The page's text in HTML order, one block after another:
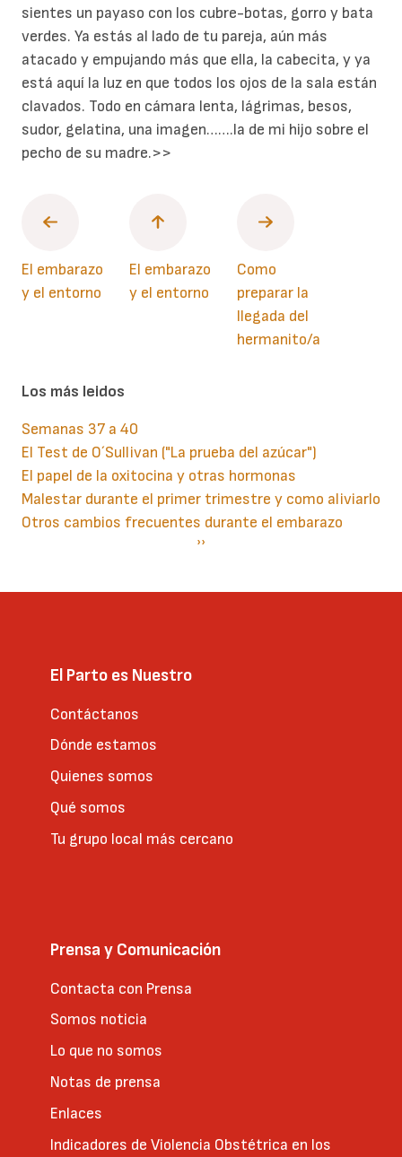
sientes un payaso con los cubre-botas, gorro y bata
verdes. Ya estás al lado de tu pareja, aún más
atacado y empujando más que ella, la cabecita, y ya
está aquí la luz en que todos los ojos de la sala están
clavados. Todo en cámara lenta, lágrimas, besos,
sudor, gelatina, una imagen…….la de mi hijo sobre el
pecho de su madre.>>
El embarazo
y el entorno
El embarazo
y el entorno
Como
preparar la
llegada del
hermanito/a
Los más leidos
Semanas 37 a 40
El Test de O´Sullivan ("La prueba del azúcar")
El papel de la oxitocina y otras hormonas
Malestar durante el primer trimestre y como aliviarlo
Otros cambios frecuentes durante el embarazo
Siguiente
››
El Parto es Nuestro
Contáctanos
Dónde estamos
Quienes somos
Qué somos
Tu grupo local más cercano
Prensa y Comunicación
Contacta con Prensa
Somos noticia
Lo que no somos
Notas de prensa
Enlaces
Indicadores de Violencia Obstétrica en los